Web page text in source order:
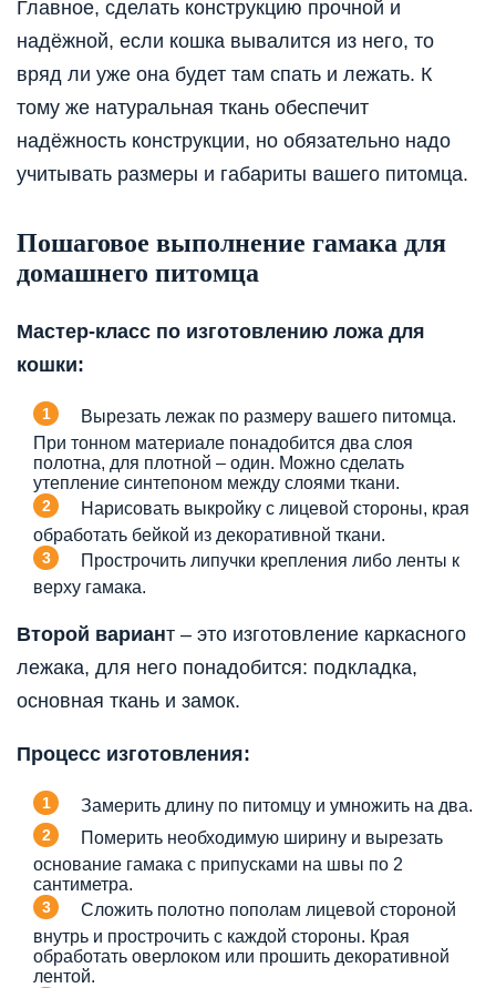
Главное, сделать конструкцию прочной и
надёжной, если кошка вывалится из него, то
вряд ли уже она будет там спать и лежать. К
тому же натуральная ткань обеспечит
надёжность конструкции, но обязательно надо
учитывать размеры и габариты вашего питомца.
Пошаговое выполнение гамака для
домашнего питомца
Мастер-класс по изготовлению ложа для
кошки:
Вырезать лежак по размеру вашего питомца.
При тонном материале понадобится два слоя
полотна, для плотной – один. Можно сделать
утепление синтепоном между слоями ткани.
Нарисовать выкройку с лицевой стороны, края
обработать бейкой из декоративной ткани.
Прострочить липучки крепления либо ленты к
верху гамака.
Второй вариант – это изготовление каркасного
лежака, для него понадобится: подкладка,
основная ткань и замок.
Процесс изготовления:
Замерить длину по питомцу и умножить на два.
Померить необходимую ширину и вырезать
основание гамака с припусками на швы по 2
сантиметра.
Сложить полотно пополам лицевой стороной
внутрь и прострочить с каждой стороны. Края
обработать оверлоком или прошить декоративной
лентой.